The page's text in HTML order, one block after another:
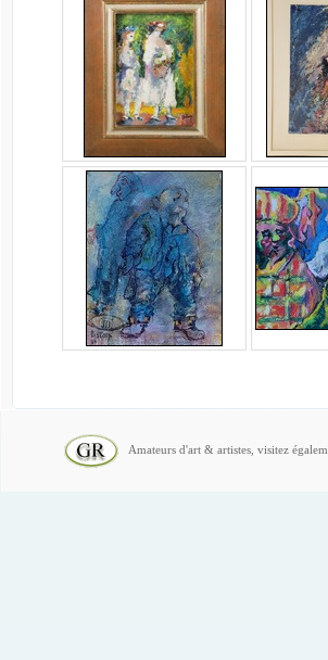
Amateurs d'art & artistes, visitez